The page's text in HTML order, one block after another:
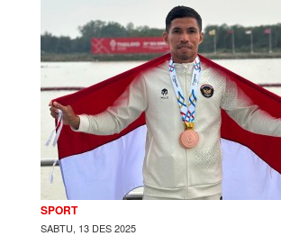
SPORT
SABTU, 13 DES 2025